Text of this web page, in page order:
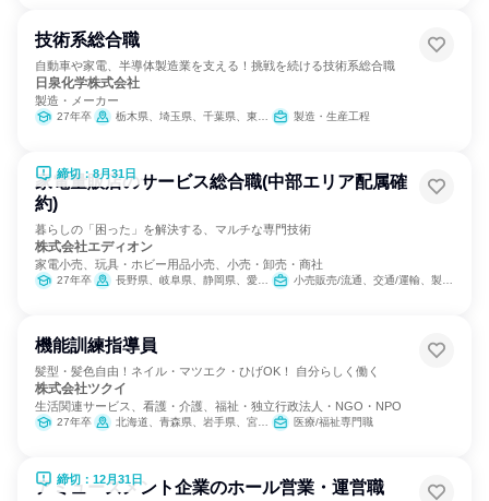
技術系総合職
自動車や家電、半導体製造業を支える！挑戦を続ける技術系総合職
日泉化学株式会社
製造・メーカー
27年卒 栃木県、埼玉県、千葉県、東京都、三重県、滋賀県、大阪府、愛媛県 製造・生産工程
締切：8月31日
家電量販店のサービス総合職(中部エリア配属確
約)
暮らしの「困った」を解決する、マルチな専門技術
株式会社エディオン
家電小売、玩具・ホビー用品小売、小売・卸売・商社
27年卒 長野県、岐阜県、静岡県、愛知県、三重県 小売販売/流通、交通/運輸、製造・生産工程
機能訓練指導員
髪型・髪色自由！ネイル・マツエク・ひげOK！ 自分らしく働く
株式会社ツクイ
生活関連サービス、看護・介護、福祉・独立行政法人・NGO・NPO
27年卒 北海道、青森県、岩手県、宮城県、秋田県、山形県、福島県、茨城県、栃木県、群馬県、埼玉県、千葉県、東京都、神奈川県、新潟県、富山県、石川県、福井県、山梨県、長野県、岐阜県、静岡県、愛知県、三重県、滋賀県、京都府、大阪府、兵庫県、奈良県、和歌山県、鳥取県、島根県、岡山県、広島県、山口県、徳島県、香川県、愛媛県、高知県、福岡県、佐賀県、長崎県、熊本県、大分県、宮崎県、鹿児島県、沖縄県 医療/福祉専門職
締切：12月31日
アミューズメント企業のホール営業・運営職